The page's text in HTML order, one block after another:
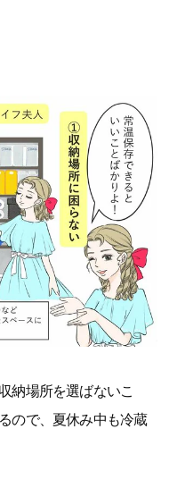
納場所を選ばないこ
ので、夏休み中も冷蔵